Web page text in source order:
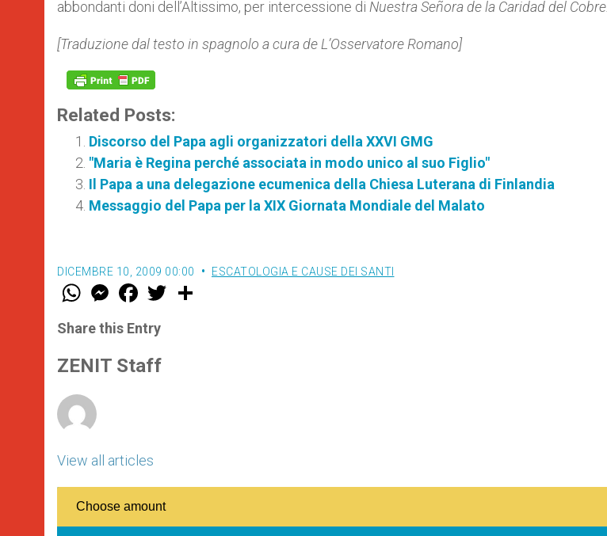
abbondanti doni dell’Altissimo, per intercessione di Nuestra Señora de la Caridad del Cobre.
[Traduzione dal testo in spagnolo a cura de L’Osservatore Romano]
Related Posts:
Discorso del Papa agli organizzatori della XXVI GMG
"Maria è Regina perché associata in modo unico al suo Figlio"
Il Papa a una delegazione ecumenica della Chiesa Luterana di Finlandia
Messaggio del Papa per la XIX Giornata Mondiale del Malato
DICEMBRE 10, 2009 00:00 ESCATOLOGIA E CAUSE DEI SANTI
W
t
s
p
p
M
e
s
e
g
e
F
a
e
b
o
k
w
Share this Entry
ZENIT Staff
View all articles